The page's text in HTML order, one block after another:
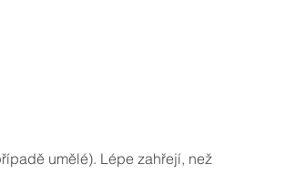
umělé). Lépe zahřejí, než